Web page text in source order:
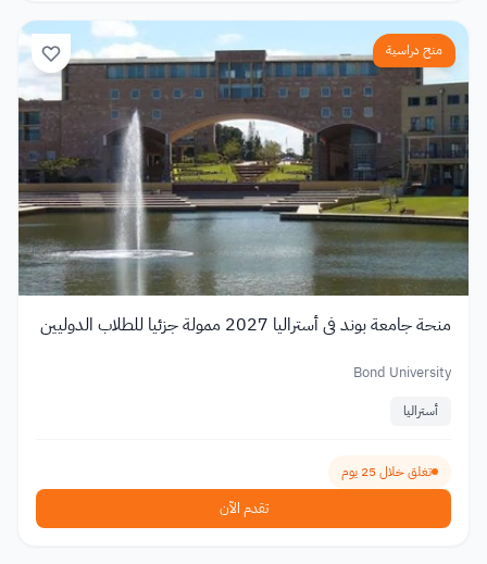
منح دراسية
منحة جامعة بوند في أستراليا 2027 ممولة جزئيا للطلاب الدوليين
Bond University
أستراليا
تغلق خلال 25 يوم
تقدم الآن